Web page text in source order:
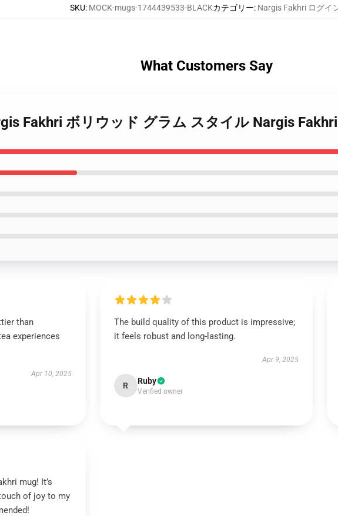
SKU: MOCK-mugs-1744439533-BLACKカテゴリー: Nargis Fakhri ログイ
What Customers Say
Fakhri ボリウッド グラム スタイル Nargis
than
experiences
Apr 10, 2025
The build quality of this product is impressive;
it feels robust and long-lasting.
Apr 9, 2025
R Ruby
Verified owner
mug! It’s
of joy to my